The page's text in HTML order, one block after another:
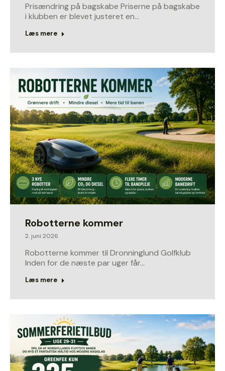
Prisændring på bagskabe Priserne på bagskabe
i klubben er blevet justeret en…
Læs mere
Robotterne kommer
2. juni 2026
Robotterne kommer til Dronninglund Golfklub
Inden for de næste par uger får…
Læs mere